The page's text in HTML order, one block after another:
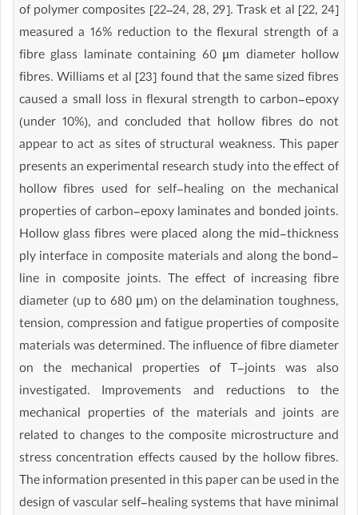
of polymer composites [22–24, 28, 29]. Trask et al [22, 24]
measured a 16% reduction to the flexural strength of a
fibre glass laminate containing 60 μm diameter hollow
fibres. Williams et al [23] found that the same sized fibres
caused a small loss in flexural strength to carbon-epoxy
(under 10%), and concluded that hollow fibres do not
appear to act as sites of structural weakness. This paper
presents an experimental research study into the effect of
hollow fibres used for self-healing on the mechanical
properties of carbon-epoxy laminates and bonded joints.
Hollow glass fibres were placed along the mid-thickness
ply interface in composite materials and along the bond-
line in composite joints. The effect of increasing fibre
diameter (up to 680 μm) on the delamination toughness,
tension, compression and fatigue properties of composite
materials was determined. The influence of fibre diameter
on the mechanical properties of T-joints was also
investigated. Improvements and reductions to the
mechanical properties of the materials and joints are
related to changes to the composite microstructure and
stress concentration effects caused by the hollow fibres.
The information presented in this paper can be used in the
design of vascular self-healing systems that have minimal